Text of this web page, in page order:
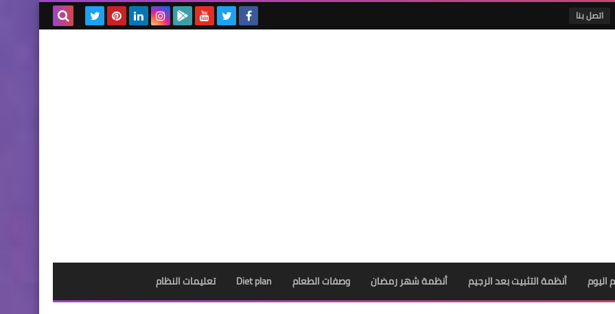
اتصل بنا
اليوم أنظمة التثبيت بعد الرجيم أنظمة شهر رمضان وصفات الطعام Diet plan تعليمات النظام